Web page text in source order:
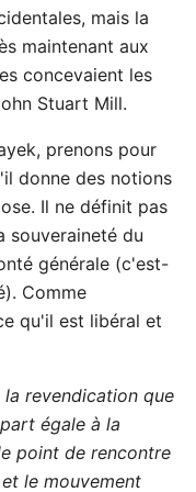
mais la
maintenant aux
concevaient les
Stuart Mill.
prenons pour
donne des notions
Il ne définit pas
souveraineté du
générale (c'est-
Comme
qu'il est libéral et
revendication que
égale à la
point de rencontre
le mouvement